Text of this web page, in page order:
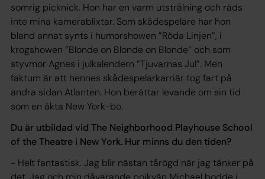
somrig picknick. Hon har en varm utstrålning och räds
inte mina kamerablixtar. Som skådespelare har hon
bland annat synts i humorshowen ”Röda Linjen”, i
krogshowen ”Blonde on Blonde on Blonde” och som
styvmor Agnes i julkalendern ”Tjuvarnas Jul”. Men
faktum är att hennes skådespelarkarriär tog fart på
andra sidan Atlanten. Hon berättar levande om sin tid
som en äkta New York-bo.
Du är utbildad vid The Neighborhood Playhouse School
of the Theatre i New York. Hur minns du den tiden?
- Helt fantastisk. Jag blir nästan tårögd när jag tänker på